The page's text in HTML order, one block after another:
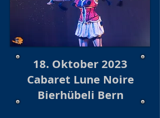
18. Oktober 2023
Cabaret Lune Noire
Bierhübeli Bern